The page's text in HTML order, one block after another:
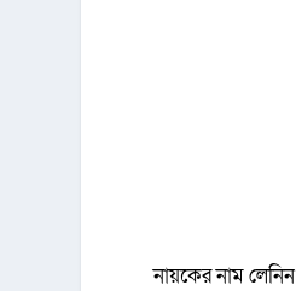
নায়কের নাম